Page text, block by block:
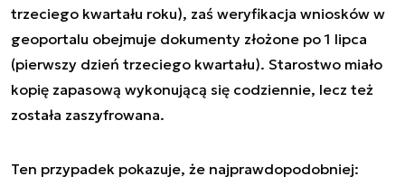
trzeciego kwartału roku), zaś weryfikacja wniosków w
geoportalu obejmuje dokumenty złożone po 1 lipca
(pierwszy dzień trzeciego kwartału). Starostwo miało
kopię zapasową wykonującą się codziennie, lecz też
została zaszyfrowana.
Ten przypadek pokazuje, że najprawdopodobniej: